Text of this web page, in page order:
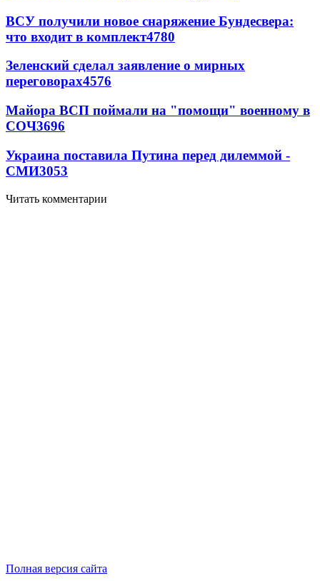
ВСУ получили новое снаряжение Бундесвера:
что входит в комплект4780
Зеленский сделал заявление о мирных
переговорах4576
Майора ВСП поймали на "помощи" военному в
СОЧ3696
Украина поставила Путина перед дилеммой -
СМИ3053
Читать комментарии
Полная версия сайта